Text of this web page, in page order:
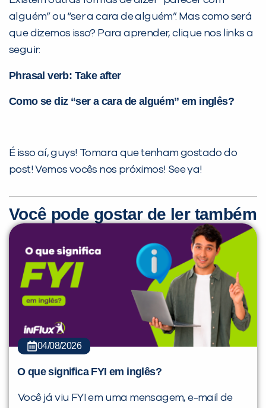
alguém” ou “ser a cara de alguém”. Mas como será
que dizemos isso? Para aprender, clique nos links a
seguir:
Phrasal verb: Take after
Como se diz “ser a cara de alguém” em inglês?
É isso aí, guys! Tomara que tenham gostado do
post! Vemos vocês nos próximos! See ya!
Você pode gostar de ler também
04/08/2026
O que significa FYI em inglês?
Você já viu FYI em uma mensagem, e-mail de